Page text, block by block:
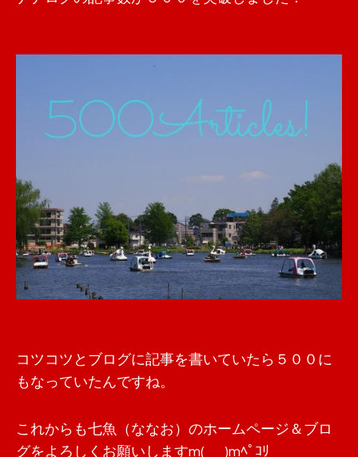
コツコツとブログに記事を書いていたら５００に
もなっていたんですね。
これからも七魚（ななお）のホームページ＆ブロ
グをよろしくお願いしますm(_ _)mﾍﾟｺﾘ